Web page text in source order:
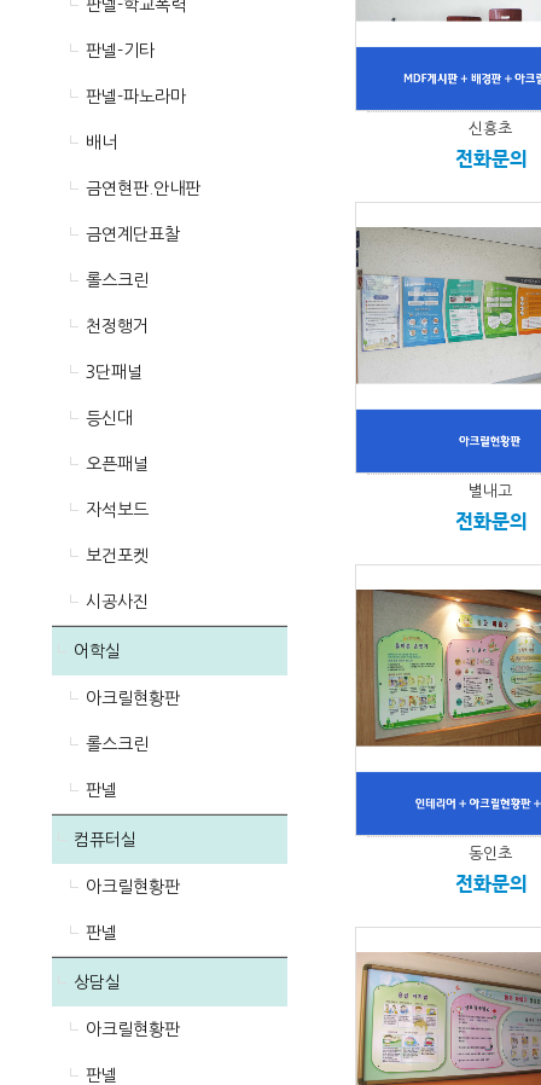
판넬-학교폭력
판넬-기타
판넬-파노라마
배너
금연현판.안내판
금연계단표찰
롤스크린
천정행거
3단패널
등신대
오픈패널
자석보드
보건포켓
시공사진
어학실
아크릴현황판
롤스크린
판넬
컴퓨터실
아크릴현황판
판넬
상담실
아크릴현황판
판넬
신흥초
전화문의
별내고
전화문의
동인초
전화문의